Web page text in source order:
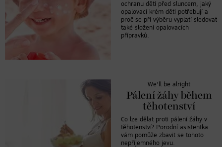
ochranu dětí před sluncem, jaký
opalovací krém děti potřebují a
proč se při výběru vyplatí sledovat
také složení opalovacích
přípravků.
We'll be alright
Pálení žáhy během
těhotenství
Co lze dělat proti pálení žáhy v
těhotenství? Porodní asistentka
vám pomůže zbavit se tohoto
nepříjemného jevu.